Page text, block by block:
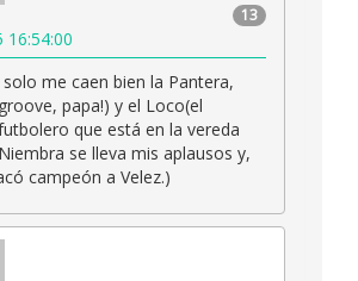
13
16:54:00
me caen bien la Pantera,
papa!) y el Loco(el
que está en la vereda
se lleva mis aplausos y,
campeón a Velez.)